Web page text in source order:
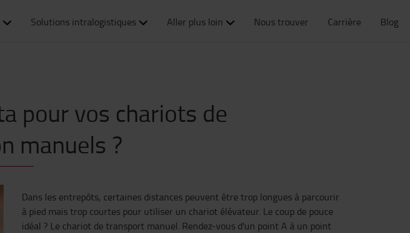
Solutions intralogistiques Aller plus loin Nous trouver Carrière Blog
pour vos chariots de
manuels ?
Dans les entrepôts, certaines distances peuvent être trop longues à parcourir
à pied mais trop courtes pour utiliser un chariot élévateur. Le coup de pouce
idéal ? Le chariot de transport manuel. Rendez-vous d'un point A à un point